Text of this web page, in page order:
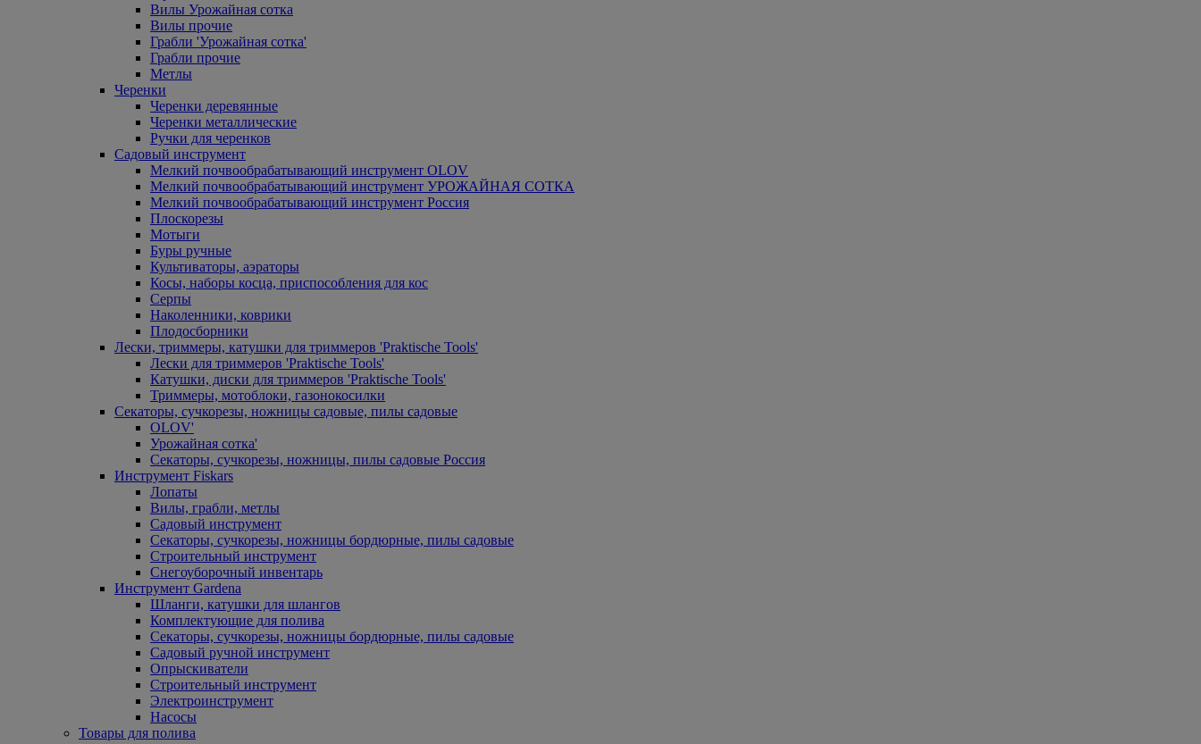
Вилы Урожайная сотка
Вилы прочие
Грабли 'Урожайная сотка'
Грабли прочие
Метлы
Черенки
Черенки деревянные
Черенки металлические
Ручки для черенков
Садовый инструмент
Мелкий почвообрабатывающий инструмент OLOV
Мелкий почвообрабатывающий инструмент УРОЖАЙНАЯ СОТКА
Мелкий почвообрабатывающий инструмент Россия
Плоскорезы
Мотыги
Буры ручные
Культиваторы, аэраторы
Косы, наборы косца, приспособления для кос
Серпы
Наколенники, коврики
Плодосборники
Лески, триммеры, катушки для триммеров 'Praktische Tools'
Лески для триммеров 'Praktische Tools'
Катушки, диски для триммеров 'Praktische Tools'
Триммеры, мотоблоки, газонокосилки
Секаторы, сучкорезы, ножницы садовые, пилы садовые
OLOV'
Урожайная сотка'
Секаторы, сучкорезы, ножницы, пилы садовые Россия
Инструмент Fiskars
Лопаты
Вилы, грабли, метлы
Садовый инструмент
Секаторы, сучкорезы, ножницы бордюрные, пилы садовые
Строительный инструмент
Снегоуборочный инвентарь
Инструмент Gardena
Шланги, катушки для шлангов
Комплектующие для полива
Секаторы, сучкорезы, ножницы бордюрные, пилы садовые
Садовый ручной инструмент
Опрыскиватели
Строительный инструмент
Электроинструмент
Насосы
Товары для полива